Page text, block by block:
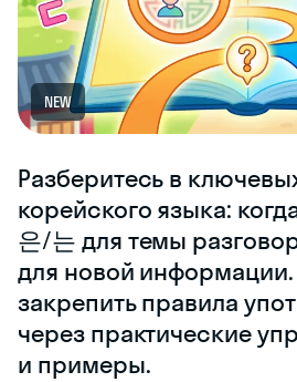
NEW
Разберитесь в
корейского языка:
은/는 для темы
для новой
закрепить правила
через практические
и примеры.